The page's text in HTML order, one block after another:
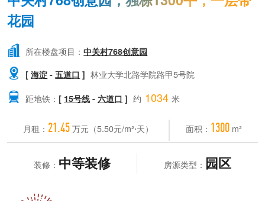
花园
 所在楼盘项目：中关村768创意园
 [海淀 -五道口 ] 林业大学北路学院路甲5号院
 距地铁： [ 15号线 -六道口 ] 约 1034 米
月租： 21.45 万元（5.50元/m²⋅天） 面积： 1300 m²
装修： 中等装修 房源类型： 园区